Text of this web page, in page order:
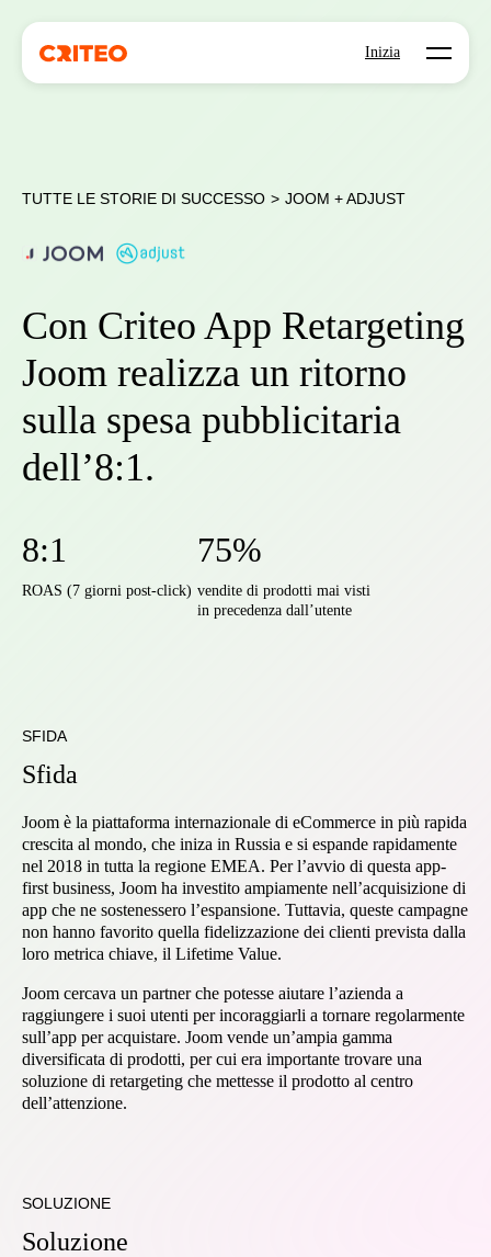
Inizia Open
TUTTE LE STORIE DI SUCCESSO > JOOM + ADJUST
Con Criteo App Retargeting
Joom realizza un ritorno
sulla spesa pubblicitaria
dell’8:1.
8:1
ROAS (7 giorni post-click)
75%
vendite di prodotti mai visti
in precedenza dall’utente
SFIDA
Sfida
Joom è la piattaforma internazionale di eCommerce in più rapida
crescita al mondo, che iniza in Russia e si espande rapidamente
nel 2018 in tutta la regione EMEA. Per l’avvio di questa app-
first business, Joom ha investito ampiamente nell’acquisizione di
app che ne sostenessero l’espansione. Tuttavia, queste campagne
non hanno favorito quella fidelizzazione dei clienti prevista dalla
loro metrica chiave, il Lifetime Value.
Joom cercava un partner che potesse aiutare l’azienda a
raggiungere i suoi utenti per incoraggiarli a tornare regolarmente
sull’app per acquistare. Joom vende un’ampia gamma
diversificata di prodotti, per cui era importante trovare una
soluzione di retargeting che mettesse il prodotto al centro
dell’attenzione.
SOLUZIONE
Soluzione